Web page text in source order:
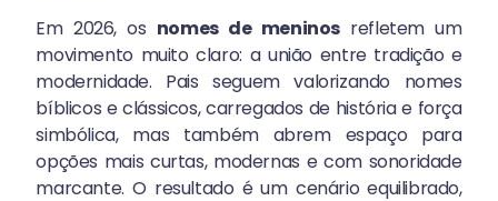
Em 2026, os nomes de meninosrefletem um
movimento muito claro: a união entre tradição e
modernidade. Pais seguem valorizando nomes
bíblicos e clássicos, carregados de história e força
simbólica, mas também abrem espaço para
opções mais curtas, modernas e com sonoridade
marcante. O resultado é um cenário equilibrado,